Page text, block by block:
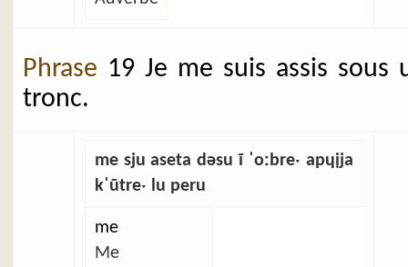
Phrase 19 Je me suis assis
tronc.
me sju aseta dəsu ĩ ˈoːbreˑ apɥịja
kˈũtreˑ lu peru
me
Me